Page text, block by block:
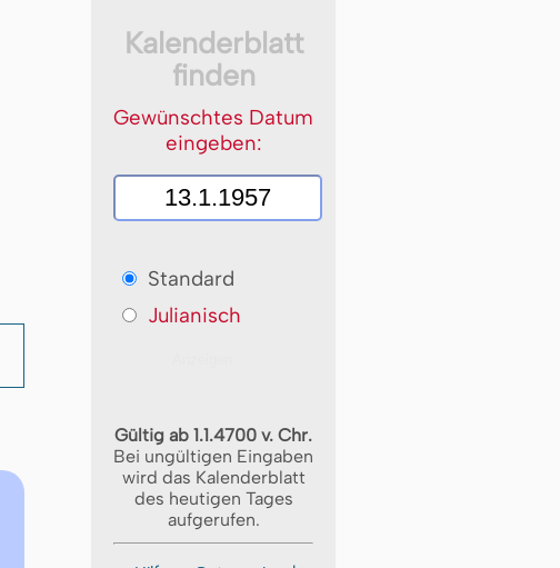
Kalenderblatt
finden
Gewünschtes Datum
eingeben:
Standard
Julianisch
Gültig ab 1.1.4700 v. Chr.
Bei ungültigen Eingaben
wird das Kalenderblatt
des heutigen Tages
aufgerufen.